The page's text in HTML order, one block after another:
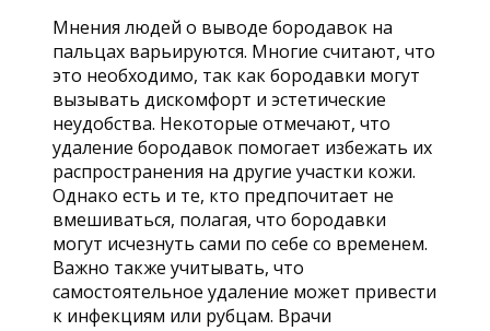
Мнения людей о выводе бородавок на
пальцах варьируются. Многие считают, что
это необходимо, так как бородавки могут
вызывать дискомфорт и эстетические
неудобства. Некоторые отмечают, что
удаление бородавок помогает избежать их
распространения на другие участки кожи.
Однако есть и те, кто предпочитает не
вмешиваться, полагая, что бородавки
могут исчезнуть сами по себе со временем.
Важно также учитывать, что
самостоятельное удаление может привести
к инфекциям или рубцам. Врачи